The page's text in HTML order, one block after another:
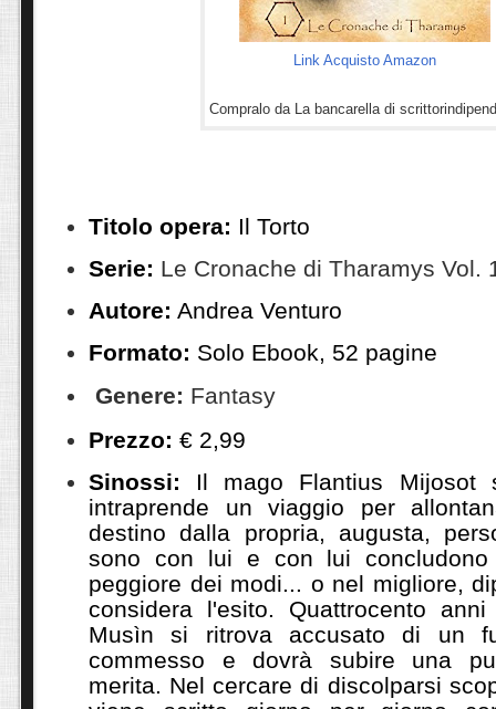
Link Acquisto Amazon
Compralo da La bancarella di
Titolo opera: Il Torto
Serie: Le Cronache di Tharamys Vol.
Autore: Andrea Venturo
Formato: Solo Ebook, 52 pagine
Genere: Fantasy
Prezzo: € 2,99
Sinossi: Il mago Flantius Mijosot
intraprende un viaggio per
destino dalla propria, augusta,
sono con lui e con lui
peggiore dei modi... o nel migliore,
considera l'esito. Quattrocento
Musìn si ritrova accusato di un
commesso e dovrà subire una
merita. Nel cercare di discolparsi